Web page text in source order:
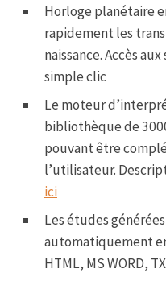
Horloge planétaire
rapidement les
naissance. Accès
simple clic
Le moteur
bibliothèque de
pouvant être
l’utilisateur.
ici
Les études
automatiquement
HTML, MS WORD,